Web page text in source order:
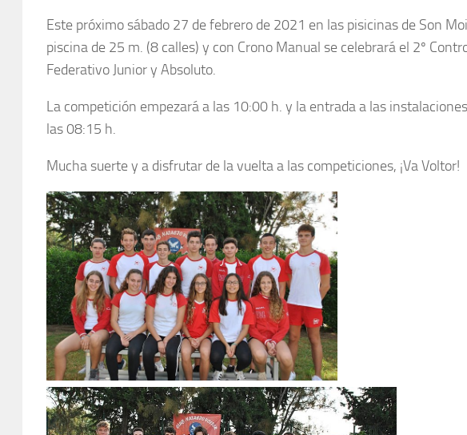
Este próximo sábado 27 de febrero de 2021 en las pisicinas de Son
piscina de 25 m. (8 calles) y con Crono Manual se celebrará el 2º
Federativo Junior y Absoluto.
La competición empezará a las 10:00 h. y la entrada a las
las 08:15 h.
Mucha suerte y a disfrutar de la vuelta a las competiciones, ¡Va Voltor!